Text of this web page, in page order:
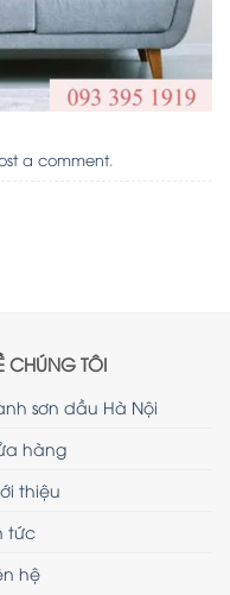
a comment.
CHÚNG TÔI
sơn dầu Hà Nội
hàng
thiệu
tức
hệ